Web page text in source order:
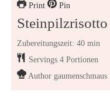
Print Pin
Steinpilzrisotto
Zubereitungszeit: 40 min
Servings 4 Portionen
Author gaumenschmaus